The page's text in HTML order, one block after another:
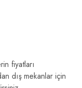
fiyatları
dış mekanlar için